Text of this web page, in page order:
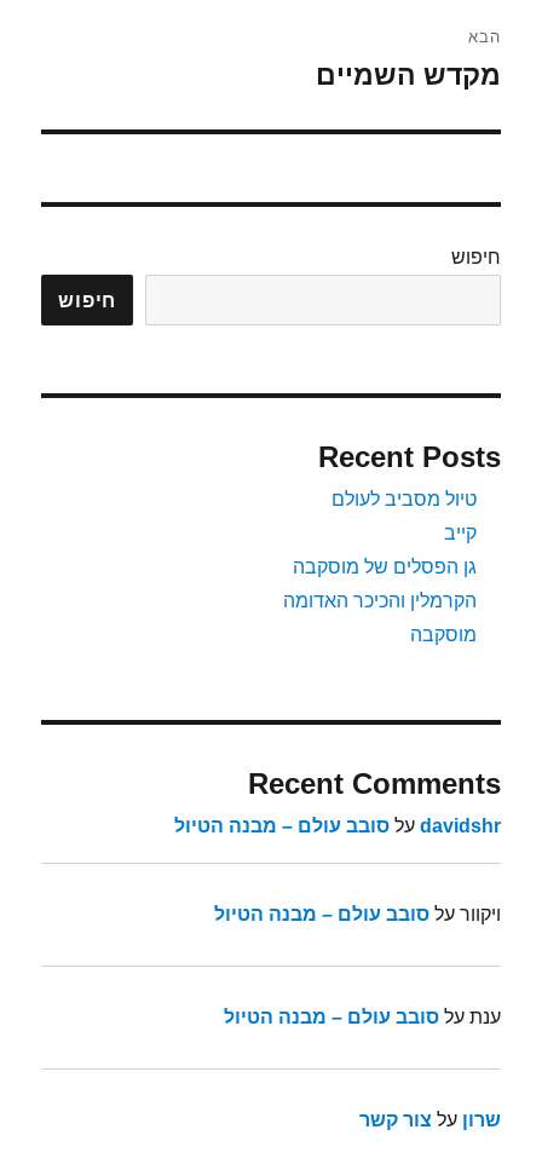
הבא
הפוסט
מקדש השמיים
חיפוש
חיפוש
Recent Posts
טיול מסביב לעולם
קייב
גן הפסלים של מוסקבה
הקרמלין והכיכר האדומה
מוסקבה
Recent Comments
davidshr עלסובב עולם – מבנה הטיול
ויקוור עלסובב עולם – מבנה הטיול
ענת עלסובב עולם – מבנה הטיול
שרון על צור קשר